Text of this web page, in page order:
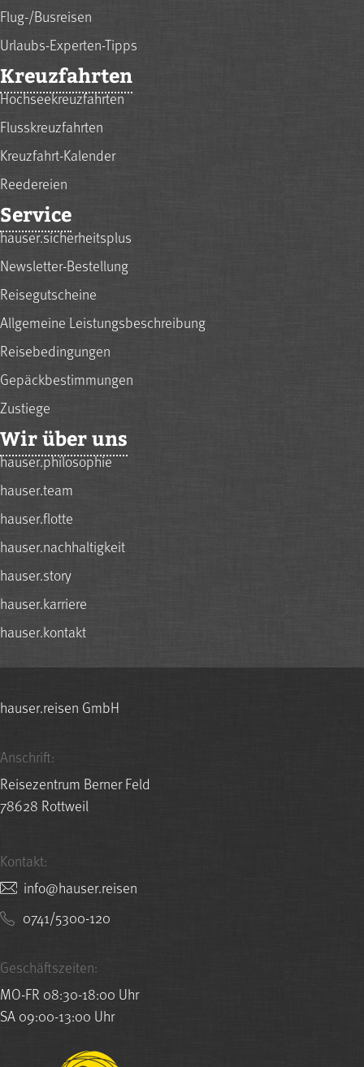
Flug-/Busreisen
Urlaubs-Experten-Tipps
Kreuzfahrten
Hochseekreuzfahrten
Flusskreuzfahrten
Kreuzfahrt-Kalender
Reedereien
Service
hauser.sicherheitsplus
Newsletter-Bestellung
Reisegutscheine
Allgemeine Leistungsbeschreibung
Reisebedingungen
Gepäckbestimmungen
Zustiege
Wir über uns
hauser.philosophie
hauser.team
hauser.flotte
hauser.nachhaltigkeit
hauser.story
hauser.karriere
hauser.kontakt
hauser.reisen GmbH
Anschrift:
Reisezentrum Berner Feld
78628 Rottweil
Kontakt:
nesier.resuah@ofni
0741/5300-120
Geschäftszeiten:
MO-FR 08:30-18:00 Uhr
SA 09:00-13:00 Uhr